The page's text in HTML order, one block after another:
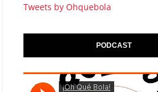
Tweets by Ohquebola
PODCAST